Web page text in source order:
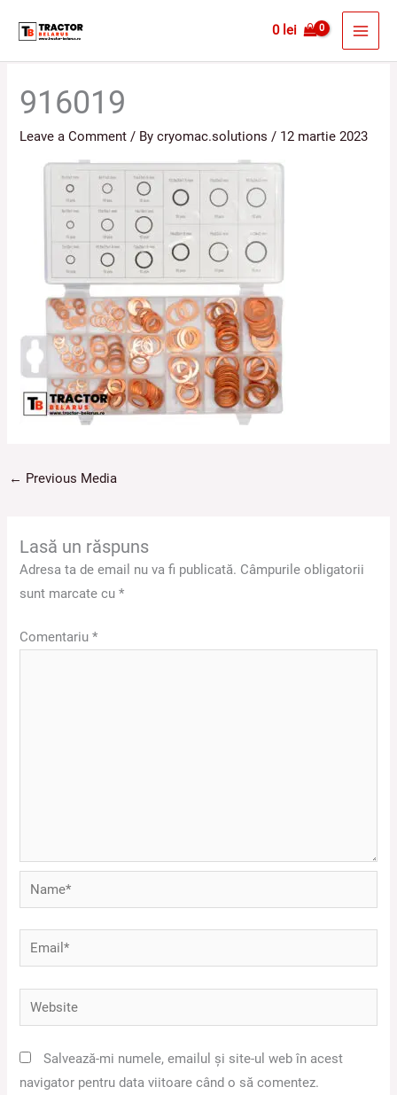
content
0 lei
916019
Leave a Comment / Bycryomac.solutions/ 12 martie 2023
← Previous Media
Lasă un răspuns
Adresa ta de email nu va fi publicată. Câmpurile obligatorii
sunt marcate cu*
Comentariu*
Name*
Email*
Website
Salvează-mi numele, emailul și site-ul web în acest
navigator pentru data viitoare când o să comentez.